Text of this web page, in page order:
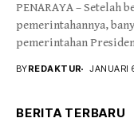
PENARAYA – Setelah
pemerintahannya,
pemerintahan
BYREDAKTUR JANUARI
BERITA TERBARU